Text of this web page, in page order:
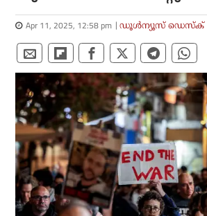
Apr 11, 2025, 12:58 pm ഡൂള്‍ന്യൂസ് ഡെസ്‌ക്